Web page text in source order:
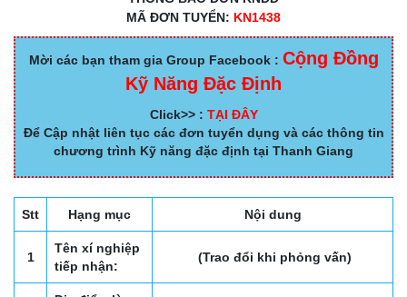
MÃ ĐƠN TUYỂN: KN1438
Mời các bạn tham gia Group Facebook : Cộng Đồng
Kỹ Năng Đặc Định
Click>> : TẠI ĐÂY
Để Cập nhật liên tục các đơn tuyển dụng và các thông tin
chương trình Kỹ năng đặc định tại Thanh Giang
Stt Hạng mục Nội dung
1
Tên xí nghiệp
tiếp nhận:
(Trao đổi khi phỏng vấn)